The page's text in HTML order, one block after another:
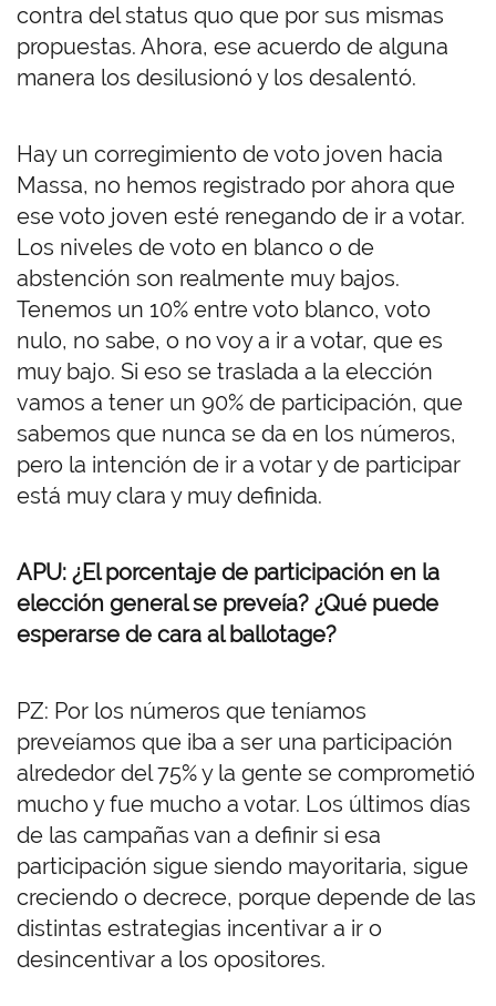
contra del status quo que por sus mismas
propuestas. Ahora, ese acuerdo de alguna
manera los desilusionó y los desalentó.
Hay un corregimiento de voto joven hacia
Massa, no hemos registrado por ahora que
ese voto joven esté renegando de ir a votar.
Los niveles de voto en blanco o de
abstención son realmente muy bajos.
Tenemos un 10% entre voto blanco, voto
nulo, no sabe, o no voy a ir a votar, que es
muy bajo. Si eso se traslada a la elección
vamos a tener un 90% de participación, que
sabemos que nunca se da en los números,
pero la intención de ir a votar y de participar
está muy clara y muy definida.
APU: ¿El porcentaje de participación en la
elección general se preveía? ¿Qué puede
esperarse de cara al ballotage?
PZ: Por los números que teníamos
preveíamos que iba a ser una participación
alrededor del 75% y la gente se comprometió
mucho y fue mucho a votar. Los últimos días
de las campañas van a definir si esa
participación sigue siendo mayoritaria, sigue
creciendo o decrece, porque depende de las
distintas estrategias incentivar a ir o
desincentivar a los opositores.